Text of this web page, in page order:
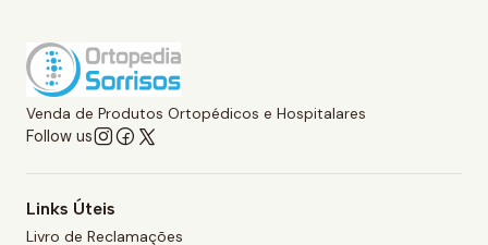
Venda de Produtos Ortopédicos e Hospitalares
Follow us
Links Úteis
Livro de Reclamações